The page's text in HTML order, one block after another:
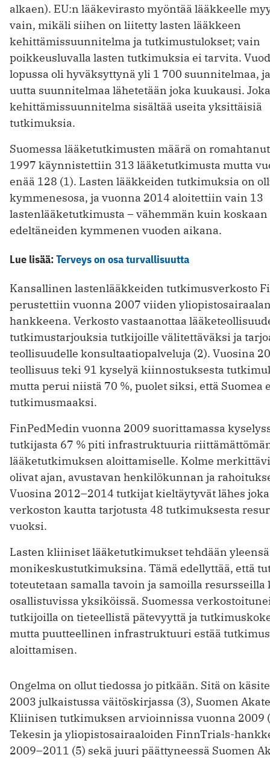
alkaen). EU:n lääkevirasto myöntää lääkkeelle
vain, mikäli siihen on liitetty lasten lääkkeen
kehittämissuunnitelma ja tutkimustulokset; vain
poikkeusluvalla lasten tutkimuksia ei tarvita.
lopussa oli hyväksyttynä yli 1 700 suunnitelmaa,
uutta suunnitelmaa lähetetään joka kuukausi.
kehittämissuunnitelma sisältää useita yksittäisiä
tutkimuksia.
Suomessa lääketutkimusten määrä on
1997 käynnistettiin 313 lääketutkimusta mutta
enää 128 (1). Lasten lääkkeiden tutkimuksia on
kymmenesosa, ja vuonna 2014 aloitettiin vain 13
lastenlääketutkimusta – vähemmän kuin koskaan
edeltäneiden kymmenen vuoden aikana.
Lue lisää:Terveys on osa turvallisuutta
Kansallinen lastenlääkkeiden tutkimusverkosto
perustettiin vuonna 2007 viiden
hankkeena. Verkosto vastaanottaa
tutkimustarjouksia tutkijoille välitettäväksi ja
teollisuudelle konsultaatiopalveluja (2). Vuosina
teollisuus teki 91 kyselyä kiinnostuksesta
mutta perui niistä 70 %, puolet siksi, että Suomea
tutkimusmaaksi.
FinPedMedin vuonna 2009 suorittamassa
tutkijasta 67 % piti infrastruktuuria
lääketutkimuksen aloittamiselle. Kolme
olivat ajan, avustavan henkilökunnan ja
Vuosina 2012–2014 tutkijat kieltäytyvät lähes
verkoston kautta tarjotusta 48 tutkimuksesta
vuoksi.
Lasten kliiniset lääketutkimukset tehdään yleensä
monikeskustutkimuksina. Tämä edellyttää, että
toteutetaan samalla tavoin ja samoilla resursseilla
osallistuvissa yksiköissä. Suomessa
tutkijoilla on tieteellistä pätevyyttä ja
mutta puutteellinen infrastruktuuri ­estää
aloittamisen.
Ongelma on ollut tiedossa jo pitkään. Sitä on
2003 julkaistussa väitöskirjassa (3), Suomen
Kliinisen tutkimuksen arvioinnissa vuonna 2009
Tekesin ja yliopistosairaaloiden FinnTrials-
2009–2011 (5) sekä juuri päättyneessä Suomen